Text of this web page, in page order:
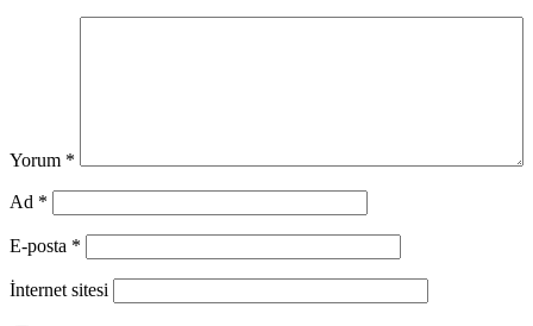
Yorum *
Ad *
E-posta *
İnternet sitesi